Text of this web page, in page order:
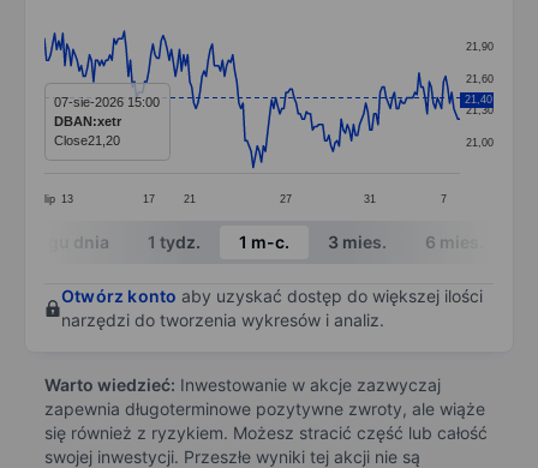
Line chart with 204 data points.
The chart has 1 X axis displaying categories.
The chart has 1 Y axis displaying values. Data
lip 13 17 21 27 31 7
21,00
21,30
21,60
21,90
21,40
07-sie-2026 15:00
DBAN:xetr
Close21,20
End of interactive chart.
W ciągu dnia 1 tydz. 1 m-c. 3 mies. 6 mies.
Otwórz konto aby uzyskać dostęp do większej ilości
narzędzi do tworzenia wykresów i analiz.
Warto wiedzieć: Inwestowanie w akcje zazwyczaj
zapewnia długoterminowe pozytywne zwroty, ale wiąże
się również z ryzykiem. Możesz stracić część lub całość
swojej inwestycji. Przeszłe wyniki tej akcji nie są